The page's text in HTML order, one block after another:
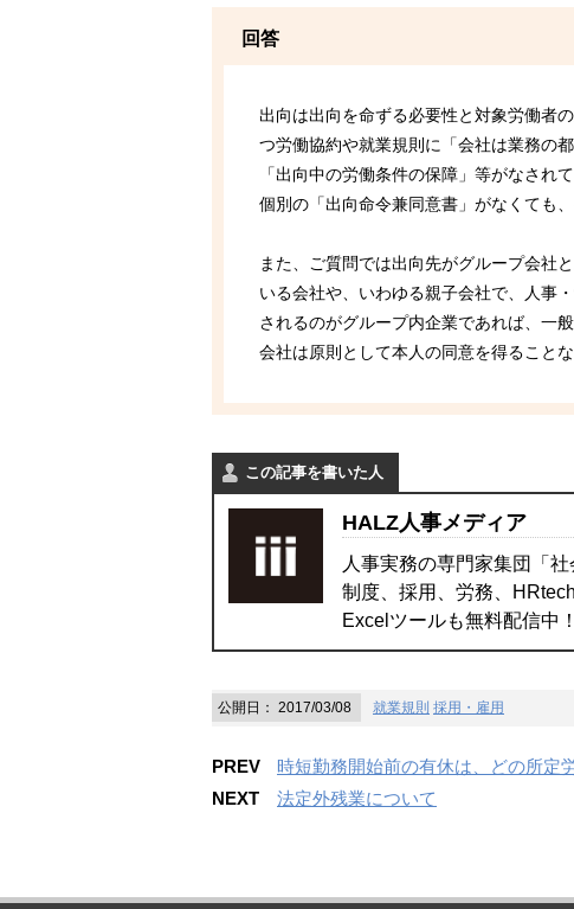
回答
出向は出向を命ずる必要性と対象労働者
つ労働協約や就業規則に「会社は業務の
「出向中の労働条件の保障」等がなされ
個別の「出向命令兼同意書」がなくても
また、ご質問では出向先がグループ会社
いる会社や、いわゆる親子会社で、人事
されるのがグループ内企業であれば、一
会社は原則として本人の同意を得ること
この記事を書いた人
HALZ人事メディア
人事実務の専門家集団「
制度、採用、労務、
Excelツールも無料配信中！
公開日： 2017/03/08 就業規則 採用・雇用
PREV
時短勤務開始前の有休は、どの所定
NEXT
法定外残業について